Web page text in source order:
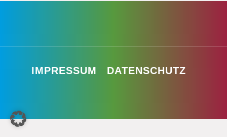
IMPRESSUM DATENSCHUTZ